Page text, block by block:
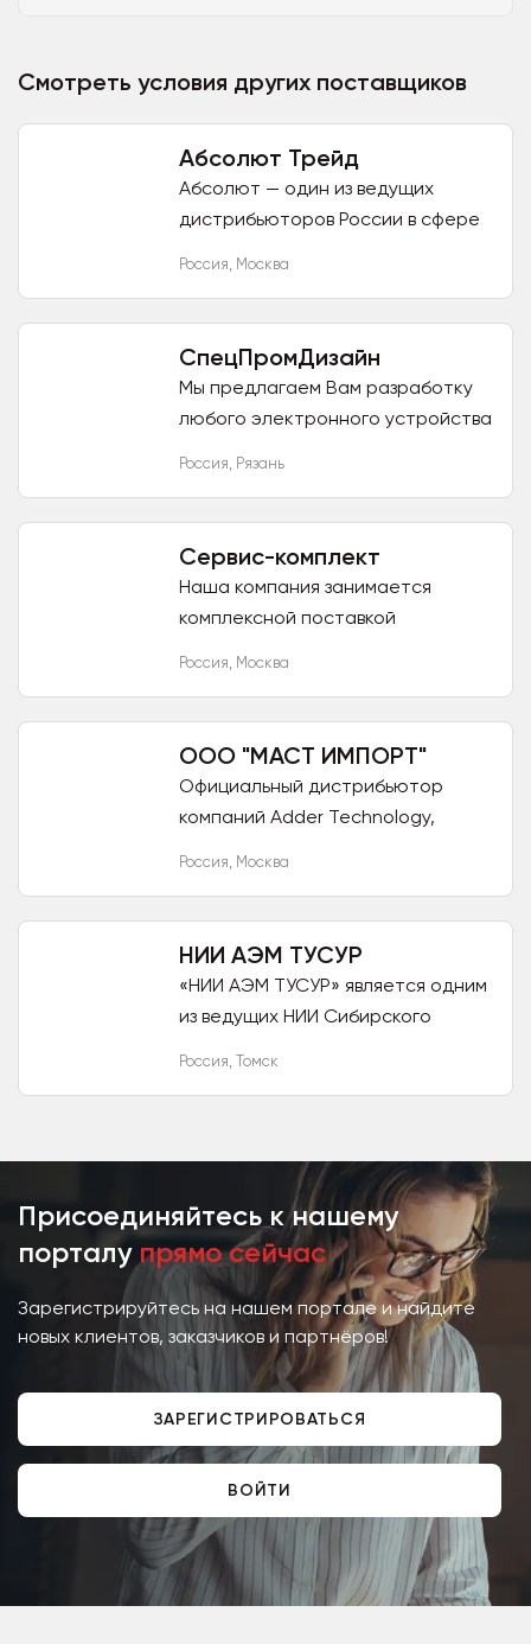
Смотреть условия других поставщиков
Абсолют Трейд
Абсолют — один из ведущих
дистрибьюторов России в сфере
Россия, Москва
СпецПромДизайн
Мы предлагаем Вам разработку
любого электронного устройства
Россия, Рязань
Сервис-комплект
Наша компания занимается
комплексной поставкой
Россия, Москва
ООО "МАСТ ИМПОРТ"
Официальный дистрибьютор
компаний Adder Technology,
Россия, Москва
НИИ АЭМ ТУСУР
«НИИ АЭМ ТУСУР» является одним
из ведущих НИИ Сибирского
Россия, Томск
Присоединяйтесь к нашему
порталу прямо сейчас
Зарегистрируйтесь на нашем портале и найдите
новых клиентов, заказчиков и партнёров!
ЗАРЕГИСТРИРОВАТЬСЯ
ВОЙТИ